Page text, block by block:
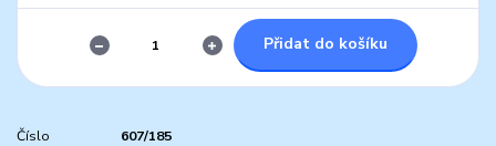
Přidat do košíku
Číslo
607/185